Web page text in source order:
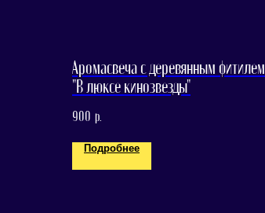
Аромасвеча с деревянным фитилем
"В люксе кинозвезды"
900 р.
Подробнее